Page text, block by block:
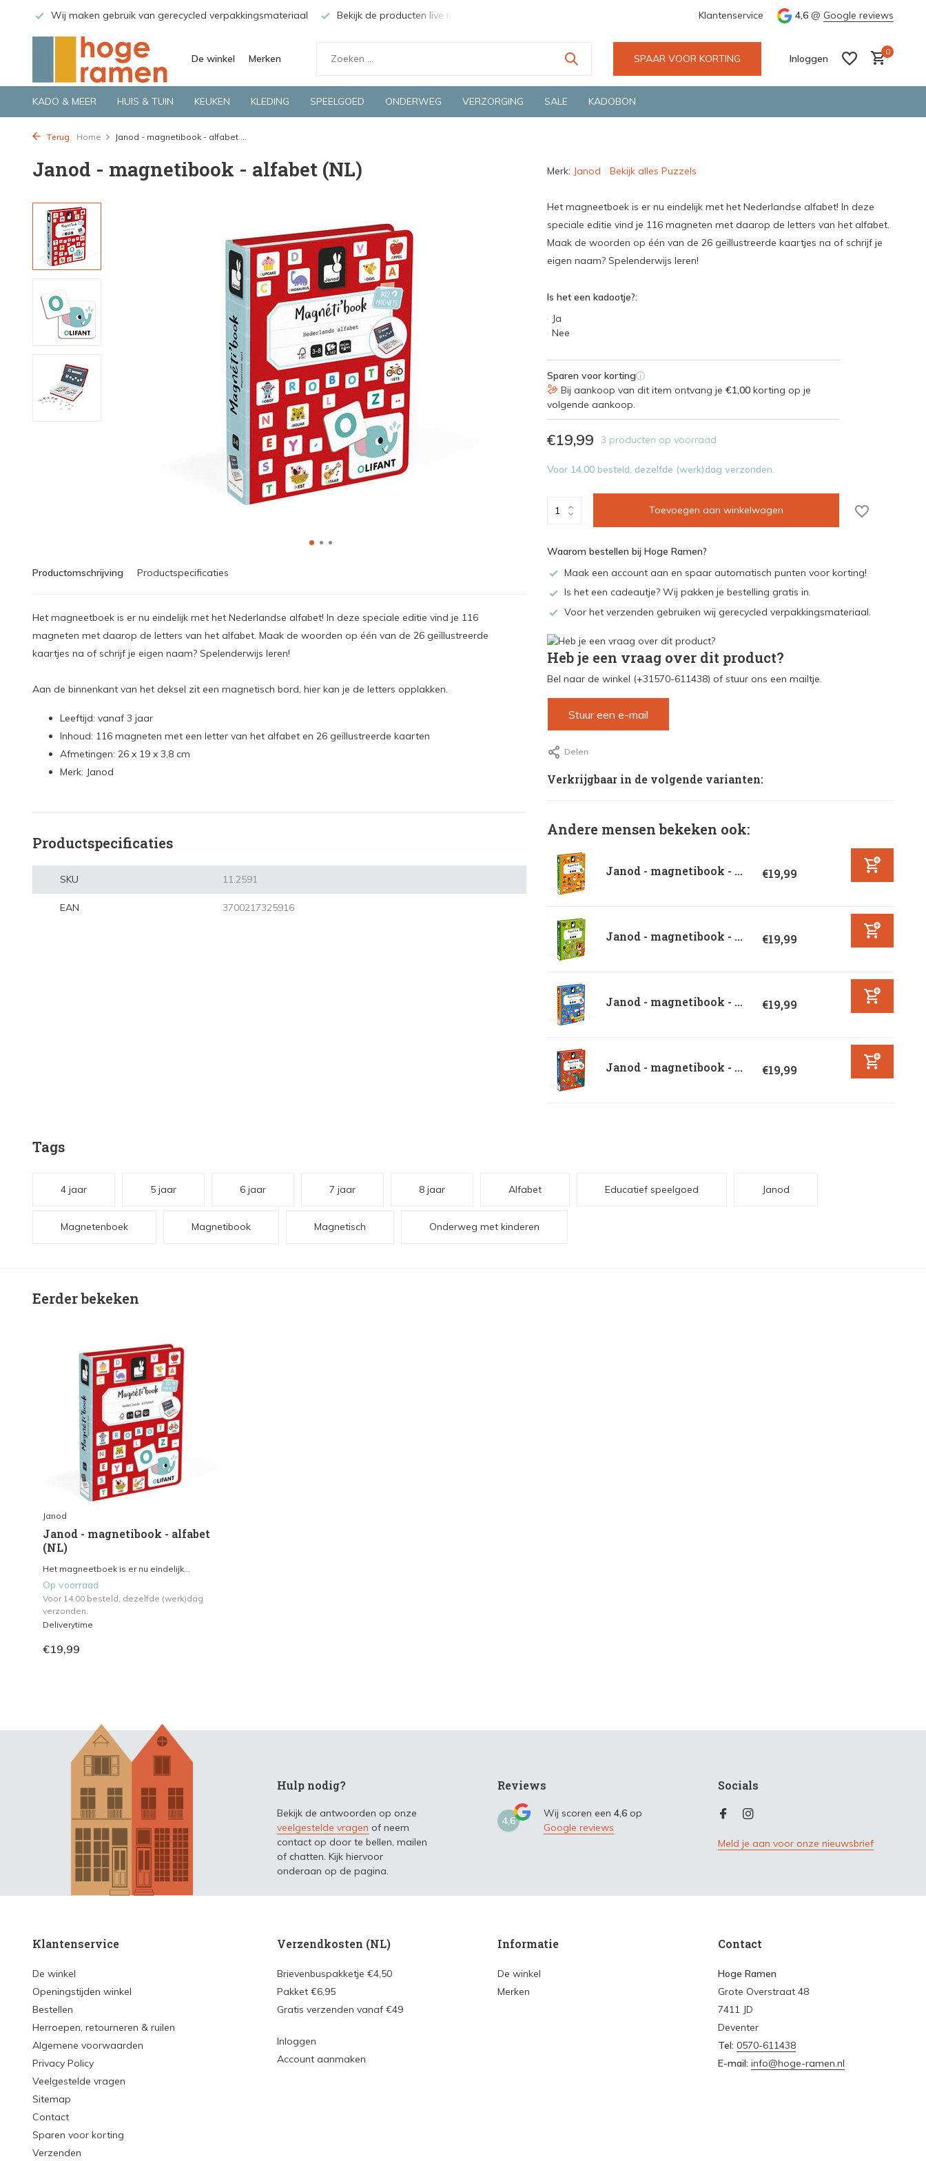
Wij maken gebruik van gerecycled verpakkingsmateriaal Bekijk de producten live in onze winkel in Deventer Groene en snelle bezorging door o.a. Fietskoerier en GLS. Wij
Klantenservice 4,6 @ Google reviews
De winkel Merken SPAAR VOOR KORTING Inloggen
0
KADO & MEER HUIS & TUIN KEUKEN KLEDING SPEELGOED ONDERWEG VERZORGING SALE KADOBON
Terug Home Janod - magnetibook - alfabet ...
Janod - magnetibook - alfabet (NL)
Productomschrijving Productspecificaties
Het magneetboek is er nu eindelijk met het Nederlandse alfabet! In deze speciale editie vind je 116
magneten met daarop de letters van het alfabet. Maak de woorden op één van de 26 geïllustreerde
kaartjes na of schrijf je eigen naam? Spelenderwijs leren!
Aan de binnenkant van het deksel zit een magnetisch bord, hier kan je de letters opplakken.
Leeftijd: vanaf 3 jaar
Inhoud: 116 magneten met een letter van het alfabet en 26 geïllustreerde kaarten
Afmetingen: 26 x 19 x 3,8 cm
Merk: Janod
Productspecificaties
SKU 11.2591
EAN 3700217325916
Merk: Janod Bekijk alles Puzzels
Het magneetboek is er nu eindelijk met het Nederlandse alfabet! In deze
speciale editie vind je 116 magneten met daarop de letters van het alfabet.
Maak de woorden op één van de 26 geïllustreerde kaartjes na of schrijf je
eigen naam? Spelenderwijs leren!
Is het een kadootje?:
Ja
Nee
Sparen voor korting i
Bij aankoop van dit item ontvang je €1,00korting op je
volgende aankoop.
€19,99 3 producten op voorraad
Voor 14.00 besteld, dezelfde (werk)dag verzonden.
Toevoegen aan winkelwagen
Waarom bestellen bij Hoge Ramen?
Maak een account aan en spaar automatisch punten voor korting!
Is het een cadeautje? Wij pakken je bestelling gratis in.
Voor het verzenden gebruiken wij gerecycled verpakkingsmateriaal.
Heb je een vraag over dit product?
Bel naar de winkel (+31570-611438) of stuur ons een mailtje.
Stuur een e-mail
Delen
Verkrijgbaar in de volgende varianten:
Andere mensen bekeken ook:
Janod - magnetibook - ... €19,99
Janod - magnetibook - ... €19,99
Janod - magnetibook - ... €19,99
Janod - magnetibook - ... €19,99
Tags
4 jaar 5 jaar 6 jaar 7 jaar 8 jaar Alfabet Educatief speelgoed Janod
Magnetenboek Magnetibook Magnetisch Onderweg met kinderen
Eerder bekeken
Janod
Janod - magnetibook - alfabet
(NL)
Het magneetboek is er nu eindelijk...
Op voorraad
Voor 14.00 besteld, dezelfde (werk)dag
verzonden.
Deliverytime
€19,99
Hulp nodig?
Bekijk de antwoorden op onze
veelgestelde vragen of neem
contact op door te bellen, mailen
of chatten. Kijk hiervoor
onderaan op de pagina.
Reviews
4,6
Wij scoren een 4,6 op
Google reviews
Socials
Meld je aan voor onze nieuwsbrief
Klantenservice
De winkel
Openingstijden winkel
Bestellen
Herroepen, retourneren & ruilen
Algemene voorwaarden
Privacy Policy
Veelgestelde vragen
Sitemap
Contact
Sparen voor korting
Verzenden
Verzendkosten (NL)
Brievenbuspakketje €4,50
Pakket €6,95
Gratis verzenden vanaf €49
Inloggen
Account aanmaken
Informatie
De winkel
Merken
Contact
Hoge Ramen
Grote Overstraat 48
7411 JD
Deventer
Tel: 0570-611438
E-mail: info@hoge-ramen.nl